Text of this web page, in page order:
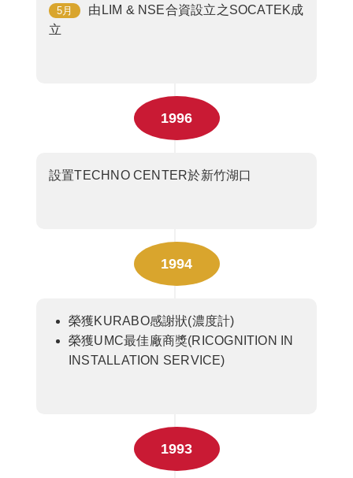
5月
由LIM & NSE合資設立之SOCATEK成
立
1996
設置TECHNO CENTER於新竹湖口
1994
榮獲KURABO感謝狀(濃度計)
榮獲UMC最佳廠商獎(RICOGNITION IN
INSTALLATION SERVICE)
1993